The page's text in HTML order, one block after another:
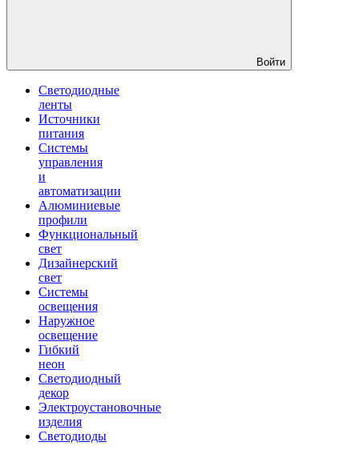
Войти
Светодиодные
ленты
Источники
питания
Системы
управления
и
автоматизации
Алюминиевые
профили
Функциональный
свет
Дизайнерский
свет
Системы
освещения
Наружное
освещение
Гибкий
неон
Светодиодный
декор
Электроустановочные
изделия
Светодиоды